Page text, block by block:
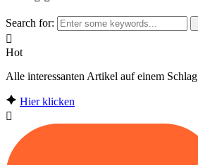
Search for:
Hot
Alle interessanten Artikel auf einem Schlag
Hier klicken